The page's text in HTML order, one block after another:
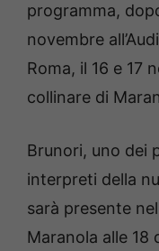
programma,
novembre
Roma, il 16 e 17
collinare di
Brunori, uno dei
interpreti della
sarà presente
Maranola alle 18